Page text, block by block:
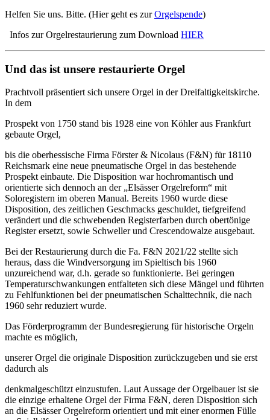
Helfen Sie uns. Bitte. (Hier geht es zurOrgelspende)
Infos zur Orgelrestaurierung zum Download HIER
Und das ist unsere restaurierte Orgel
Prachtvoll präsentiert sich unsere Orgel in der Dreifaltigkeitskirche.
In dem
Prospekt von 1750 stand bis 1928 eine von Köhler aus Frankfurt
gebaute Orgel,
bis die oberhessische Firma Förster & Nicolaus (F&N) für 18110
Reichsmark eine neue pneumatische Orgel in das bestehende
Prospekt einbaute. Die Disposition war hochromantisch und
orientierte sich dennoch an der „Elsässer Orgelreform“ mit
Soloregistern im oberen Manual. Bereits 1960 wurde diese
Disposition, des zeitlichen Geschmacks geschuldet, tiefgreifend
verändert und die schwebenden Registerfarben durch obertönige
Register ersetzt, sowie Schweller und Crescendowalze ausgebaut.
Bei der Restaurierung durch die Fa. F&N 2021/22 stellte sich
heraus, dass die Windversorgung im Spieltisch bis 1960
unzureichend war, d.h. gerade so funktionierte. Bei geringen
Temperaturschwankungen entfalteten sich diese Mängel und führten
zu Fehlfunktionen bei der pneumatischen Schalttechnik, die nach
1960 sehr reduziert wurde.
Das Förderprogramm der Bundesregierung für historische Orgeln
machte es möglich,
unserer Orgel die originale Disposition zurückzugeben und sie erst
dadurch als
denkmalgeschützt einzustufen. Laut Aussage der Orgelbauer ist sie
die einzige erhaltene Orgel der Firma F&N, deren Disposition sich
an die Elsässer Orgelreform orientiert und mit einer enormen Fülle